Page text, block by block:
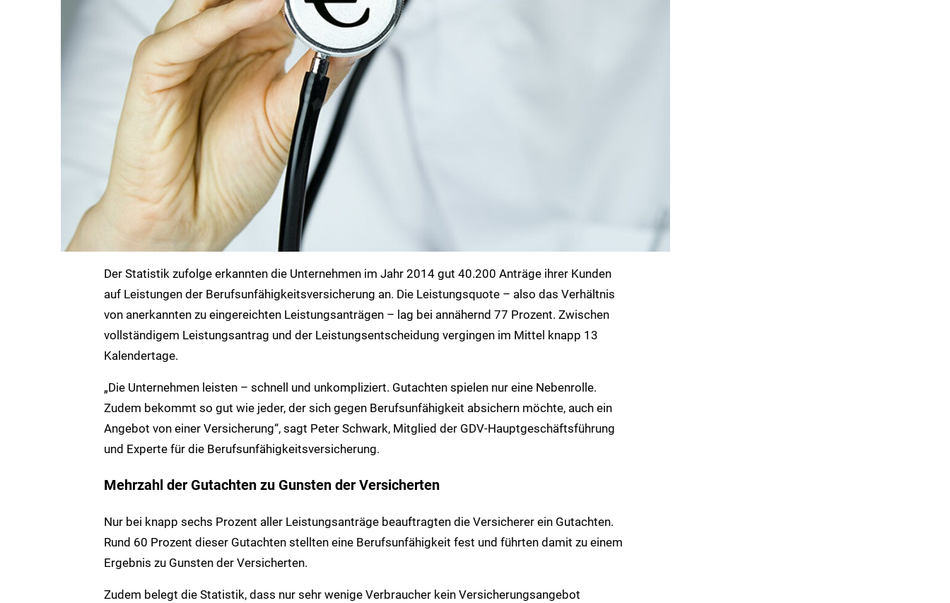
Der Statistik zufolge erkannten die Unternehmen im Jahr 2014 gut 40.200 Anträge ihrer Kunden
auf Leistungen der Berufsunfähigkeitsversicherung an. Die Leistungsquote – also das Verhältnis
von anerkannten zu eingereichten Leistungsanträgen – lag bei annähernd 77 Prozent. Zwischen
vollständigem Leistungsantrag und der Leistungsentscheidung vergingen im Mittel knapp 13
Kalendertage.
„Die Unternehmen leisten – schnell und unkompliziert. Gutachten spielen nur eine Nebenrolle.
Zudem bekommt so gut wie jeder, der sich gegen Berufsunfähigkeit absichern möchte, auch ein
Angebot von einer Versicherung“, sagt Peter Schwark, Mitglied der GDV-Hauptgeschäftsführung
und Experte für die Berufsunfähigkeitsversicherung.
Mehrzahl der Gutachten zu Gunsten der Versicherten
Nur bei knapp sechs Prozent aller Leistungsanträge beauftragten die Versicherer ein Gutachten.
Rund 60 Prozent dieser Gutachten stellten eine Berufsunfähigkeit fest und führten damit zu einem
Ergebnis zu Gunsten der Versicherten.
Zudem belegt die Statistik, dass nur sehr wenige Verbraucher kein Versicherungsangebot